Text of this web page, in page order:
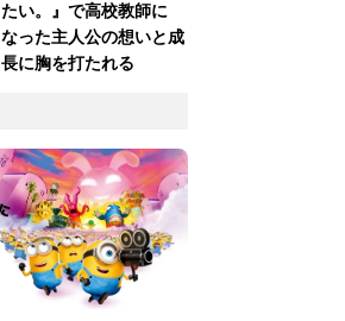
たい。』で高校教師に
なった主人公の想いと成
長に胸を打たれる